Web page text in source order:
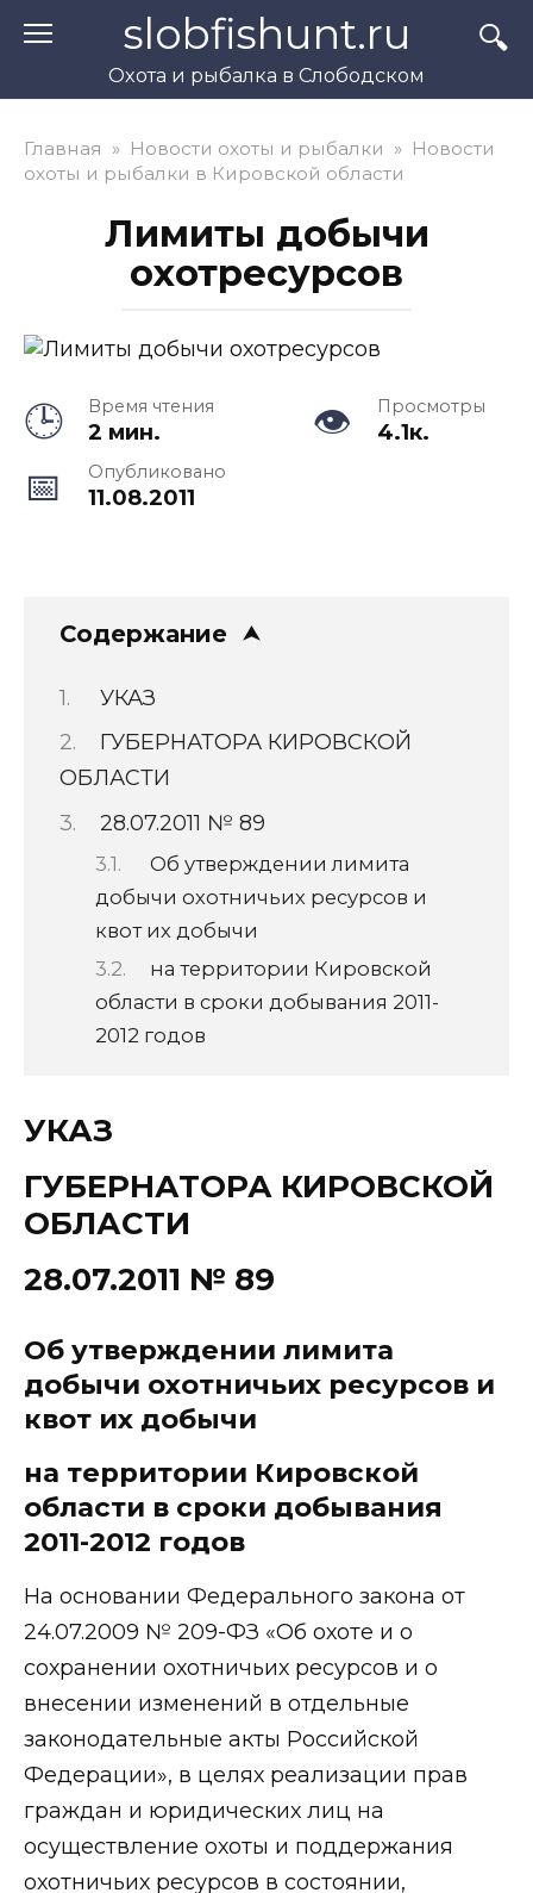
slobfishunt.ru
Охота и рыбалка в Слободском
Главная » Новости охоты и рыбалки » Новости
охоты и рыбалки в Кировской области
Лимиты добычи
охотресурсов
Время чтения
2 мин.
Просмотры
4.1к.
Опубликовано
11.08.2011
Содержание
УКАЗ
ГУБЕРНАТОРА КИРОВСКОЙ
ОБЛАСТИ
28.07.2011 № 89
Об утверждении лимита
добычи охотничьих ресурсов и
квот их добычи
на территории Кировской
области в сроки добывания 2011-
2012 годов
УКАЗ
ГУБЕРНАТОРА КИРОВСКОЙ
ОБЛАСТИ
28.07.2011 № 89
Об утверждении лимита
добычи охотничьих ресурсов и
квот их добычи
на территории Кировской
области в сроки добывания
2011-2012 годов
На основании Федерального закона от
24.07.2009 № 209-ФЗ «Об охоте и о
сохранении охотничьих ресурсов и о
внесении изменений в отдельные
законодательные акты Российской
Федерации», в целях реализации прав
граждан и юридических лиц на
осуществление охоты и поддержания
охотничьих ресурсов в состоянии,